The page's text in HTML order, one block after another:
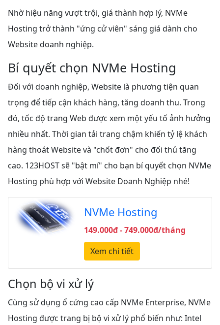
Nhờ hiệu năng vượt trội, giá thành hợp lý, NVMe
Hosting trở thành "ứng cử viên" sáng giá dành cho
Website doanh nghiệp.
Bí quyết chọn NVMe Hosting
Đối với doanh nghiệp, Website là phương tiện quan
trọng để tiếp cận khách hàng, tăng doanh thu. Trong
đó, tốc độ trang Web được xem một yếu tố ảnh hưởng
nhiều nhất. Thời gian tải trang chậm khiến tỷ lệ khách
hàng thoát Website và "chốt đơn" cho đối thủ tăng
cao. 123HOST sẽ "bật mí" cho bạn bí quyết chọn NVMe
Hosting phù hợp với Website Doanh Nghiệp nhé!
NVMe Hosting
149.000đ - 749.000đ/tháng
Xem chi tiết
Chọn bộ vi xử lý
Cùng sử dụng ổ cứng cao cấp NVMe Enterprise, NVMe
Hosting được trang bị bộ vi xử lý phổ biến như: Intel